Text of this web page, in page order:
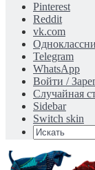
Pinterest
Reddit
vk.com
Telegram
WhatsApp
Войти /
Случайная
Sidebar
Switch skin